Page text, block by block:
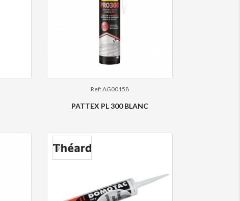
Ref: AG00158
PATTEX PL 300 BLANC